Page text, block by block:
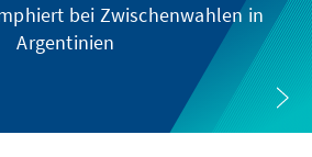
bei Zwischenwahlen in
Argentinien